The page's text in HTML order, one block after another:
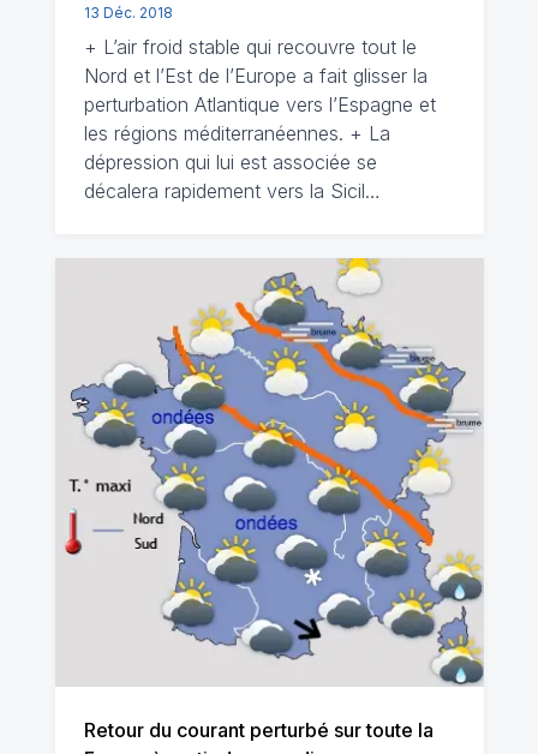
13 Déc. 2018
+ L’air froid stable qui recouvre tout le
Nord et l’Est de l’Europe a fait glisser la
perturbation Atlantique vers l’Espagne et
les régions méditerranéennes. + La
dépression qui lui est associée se
décalera rapidement vers la Sicil…
Retour du courant perturbé sur toute la